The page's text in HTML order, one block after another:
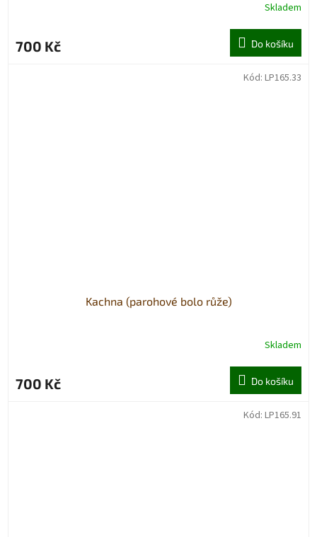
Skladem
700 Kč Do košíku
Kachna (parohové bolo růže)
Skladem
700 Kč Do košíku
Kód: LP165.33
Kód: LP165.91